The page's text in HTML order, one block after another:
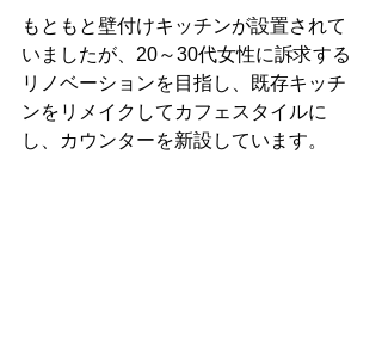
もともと壁付けキッチンが設置されて
いましたが、20～30代女性に訴求する
リノベーションを目指し、既存キッチ
ンをリメイクしてカフェスタイルに
し、カウンターを新設しています。